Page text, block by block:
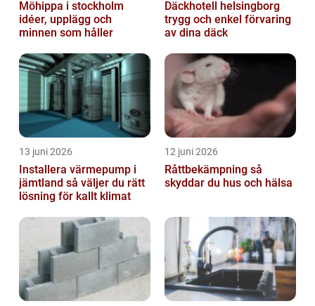
Möhippa i stockholm
idéer, upplägg och
minnen som håller
Däckhotell helsingborg
trygg och enkel förvaring
av dina däck
13 juni 2026
Installera värmepump i
jämtland så väljer du rätt
lösning för kallt klimat
12 juni 2026
Råttbekämpning så
skyddar du hus och hälsa